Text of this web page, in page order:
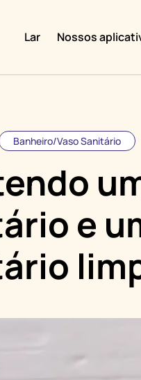
Lar Nossos
Chore Boss
Fever Whiz
Banheiro/Vaso Sanitário
e